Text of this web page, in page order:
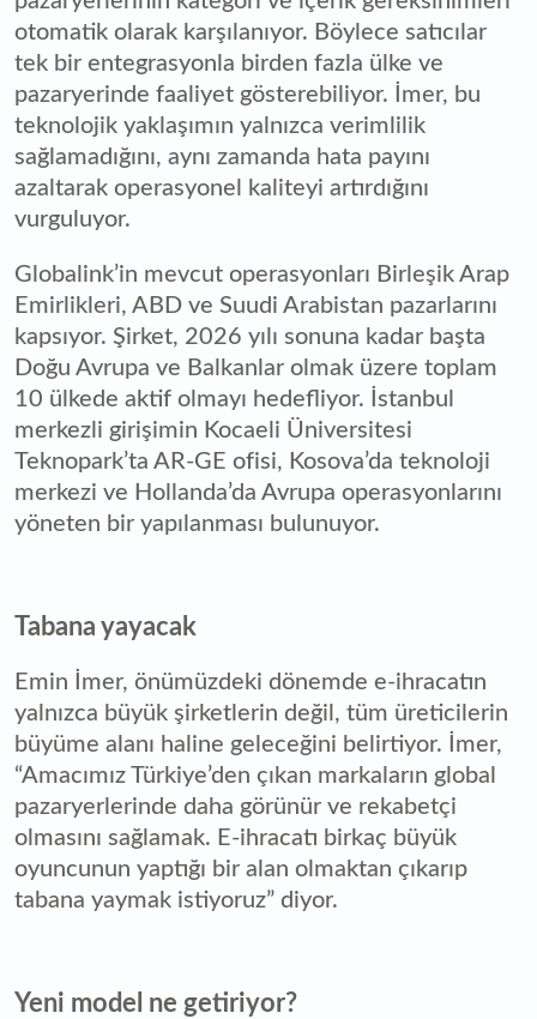
otomatik olarak karşılanıyor. Böylece satıcılar
tek bir entegrasyonla birden fazla ülke ve
pazaryerinde faaliyet gösterebiliyor. İmer, bu
teknolojik yaklaşımın yalnızca verimlilik
sağlamadığını, aynı zamanda hata payını
azaltarak operasyonel kaliteyi artırdığını
vurguluyor.
Globalink’in mevcut operasyonları Birleşik Arap
Emirlikleri, ABD ve Suudi Arabistan pazarlarını
kapsıyor. Şirket, 2026 yılı sonuna kadar başta
Doğu Avrupa ve Balkanlar olmak üzere toplam
10 ülkede aktif olmayı hedefliyor. İstanbul
merkezli girişimin Kocaeli Üniversitesi
Teknopark’ta AR-GE ofisi, Kosova’da teknoloji
merkezi ve Hollanda’da Avrupa operasyonlarını
yöneten bir yapılanması bulunuyor.
Tabana yayacak
Emin İmer, önümüzdeki dönemde e-ihracatın
yalnızca büyük şirketlerin değil, tüm üreticilerin
büyüme alanı haline geleceğini belirtiyor. İmer,
“Amacımız Türkiye’den çıkan markaların global
pazaryerlerinde daha görünür ve rekabetçi
olmasını sağlamak. E-ihracatı birkaç büyük
oyuncunun yaptığı bir alan olmaktan çıkarıp
tabana yaymak istiyoruz” diyor.
Yeni model ne getiriyor?